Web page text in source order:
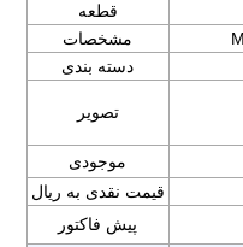
قطعه
مشخصات
دسته بندی
تصویر
موجودی
قیمت نقدی به ریال
پیش فاکتور